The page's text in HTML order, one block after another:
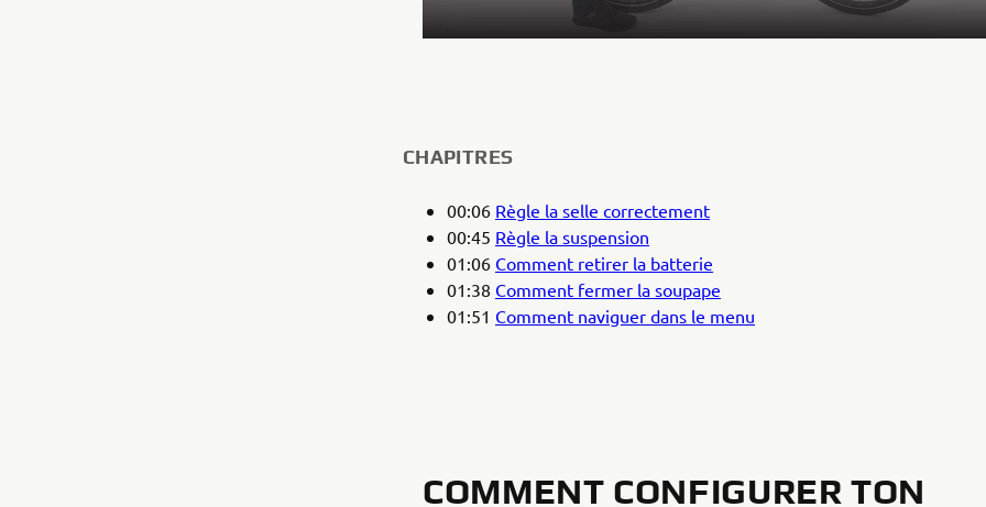
CHAPITRES
00:06 Règle la selle correctement
00:45 Règle la suspension
01:06 Comment retirer la batterie
01:38 Comment fermer la soupape
01:51 Comment naviguer dans le menu
COMMENT CONFIGURER TON